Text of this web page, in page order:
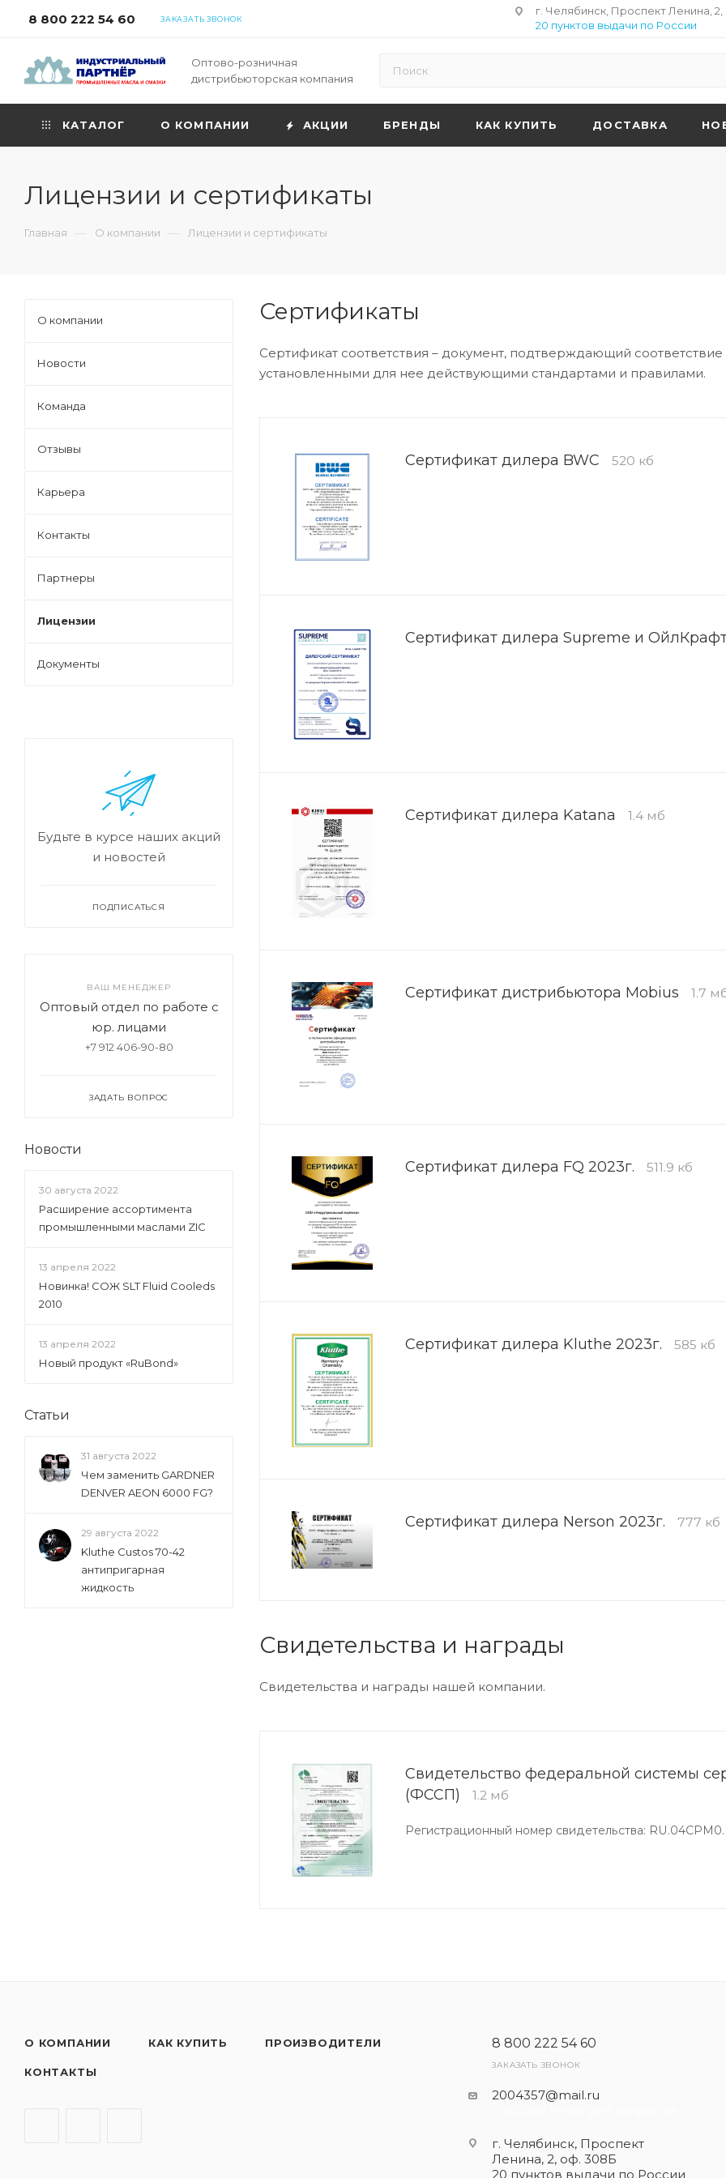
8 800 222 54 60 ЗАКАЗАТЬ ЗВОНОК
г. Челябинск, Проспект Ленина,
20 пунктов выдачи по России
Оптово-розничная
дистрибьюторская компания
КАТАЛОГ О КОМПАНИИ АКЦИИ БРЕНДЫ КАК КУПИТЬ ДОСТАВКА
Лицензии и сертификаты
Главная — О компании — Лицензии и сертификаты
Сертификаты
Сертификат соответствия – документ, подтверждающий
установленными для нее действующими стандартами и правилами.
Сертификат дилера BWC 520 кб
Сертификат дилера Supreme и
Сертификат дилера Katana 1.4 мб
Сертификат дистрибьютора Mobius 1.7
Сертификат дилера FQ 2023г. 511.9 кб
Сертификат дилера Kluthe 2023г. 585 кб
Сертификат дилера Nerson 2023г. 777 кб
Свидетельства и награды
Свидетельства и награды нашей компании.
Свидетельство федеральной системы
(ФССП)
1.2 мб
Регистрационный номер свидетельства:
О компании
Новости
Команда
Отзывы
Карьера
Контакты
Партнеры
Лицензии
Документы
Будьте в курсе наших акций
и новостей
ПОДПИСАТЬСЯ
ВАШ МЕНЕДЖЕР
Оптовый отдел по работе с
юр. лицами
+7 912 406-90-80
ЗАДАТЬ ВОПРОС
Новости
30 августа 2022
Расширение ассортимента
промышленными маслами ZIC
13 апреля 2022
Новинка! СОЖ SLT Fluid Cooleds
2010
13 апреля 2022
Новый продукт «RuBond»
Статьи
31 августа 2022
Чем заменить GARDNER
DENVER AEON 6000 FG?
29 августа 2022
Kluthe Custos 70-42
антипригарная
жидкость
О КОМПАНИИ КАК КУПИТЬ ПРОИЗВОДИТЕЛИ
КОНТАКТЫ
8 800 222 54 60
ЗАКАЗАТЬ ЗВОНОК
2004357@mail.ru
г. Челябинск, Проспект
Ленина, 2, оф. 308Б
20 пунктов выдачи по России